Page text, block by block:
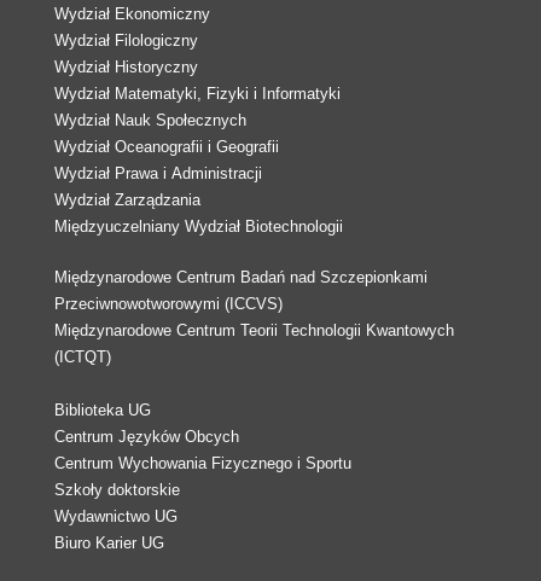
Wydział Ekonomiczny
Wydział Filologiczny
Wydział Historyczny
Wydział Matematyki, Fizyki i Informatyki
Wydział Nauk Społecznych
Wydział Oceanografii i Geografii
Wydział Prawa i Administracji
Wydział Zarządzania
Międzyuczelniany Wydział Biotechnologii
Międzynarodowe Centrum Badań nad Szczepionkami
Przeciwnowotworowymi (ICCVS)
Międzynarodowe Centrum Teorii Technologii Kwantowych
(ICTQT)
Biblioteka UG
Centrum Języków Obcych
Centrum Wychowania Fizycznego i Sportu
Szkoły doktorskie
Wydawnictwo UG
Biuro Karier UG